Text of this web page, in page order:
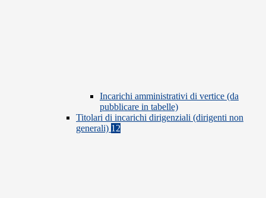
Incarichi amministrativi di vertice (da
pubblicare in tabelle)
Titolari di incarichi dirigenziali (dirigenti non
generali) 12